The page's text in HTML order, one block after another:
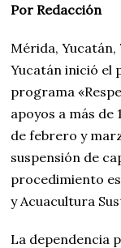
Por Redacción
Mérida, Yucatán,
Yucatán inició el
programa
apoyos a más de
de febrero y
suspensión de
procedimiento
y Acuacultura
La dependencia